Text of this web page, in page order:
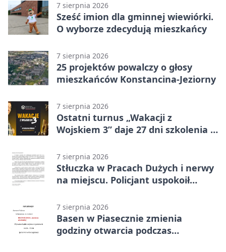
7 sierpnia 2026
Sześć imion dla gminnej wiewiórki.
O wyborze zdecydują mieszkańcy
7 sierpnia 2026
25 projektów powalczy o głosy
mieszkańców Konstancina-Jeziorny
7 sierpnia 2026
Ostatni turnus „Wakacji z
Wojskiem 3” daje 27 dni szkolenia i
7 sierpnia 2026
Stłuczka w Pracach Dużych i nerwy
na miejscu. Policjant uspokoił
7 sierpnia 2026
Basen w Piasecznie zmienia
godziny otwarcia podczas